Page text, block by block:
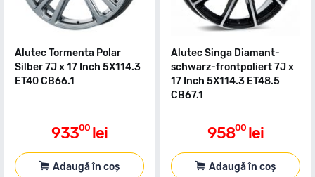
Alutec Tormenta Polar
Silber 7J x 17 Inch 5X114.3
ET40 CB66.1
93300 lei
Adaugă în coș
Alutec Singa Diamant-
schwarz-frontpoliert 7J x
17 Inch 5X114.3 ET48.5
CB67.1
95800 lei
Adaugă în coș